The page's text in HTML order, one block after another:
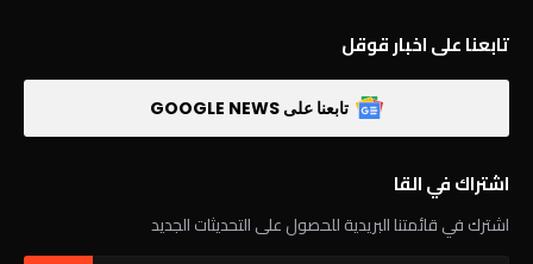
تابعنا على اخبار قوقل
تابعنا على GOOGLE NEWS
اشتراك في القا
اشترك في قائمتنا البريدية للحصول على التحديثات الجديد